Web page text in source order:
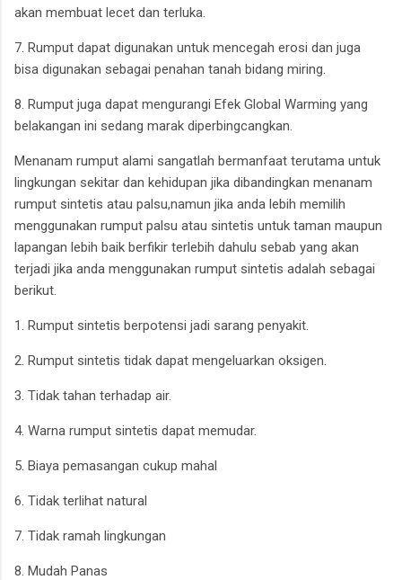
akan membuat lecet dan terluka.
7. Rumput dapat digunakan untuk mencegah erosi dan juga
bisa digunakan sebagai penahan tanah bidang miring.
8. Rumput juga dapat mengurangi Efek Global Warming yang
belakangan ini sedang marak diperbingcangkan.
Menanam rumput alami sangatlah bermanfaat terutama untuk
lingkungan sekitar dan kehidupan jika dibandingkan menanam
rumput sintetis atau palsu,namun jika anda lebih memilih
menggunakan rumput palsu atau sintetis untuk taman maupun
lapangan lebih baik berfikir terlebih dahulu sebab yang akan
terjadi jika anda menggunakan rumput sintetis adalah sebagai
berikut.
1. Rumput sintetis berpotensi jadi sarang penyakit.
2. Rumput sintetis tidak dapat mengeluarkan oksigen.
3. Tidak tahan terhadap air.
4. Warna rumput sintetis dapat memudar.
5. Biaya pemasangan cukup mahal
6. Tidak terlihat natural
7. Tidak ramah lingkungan
8. Mudah Panas